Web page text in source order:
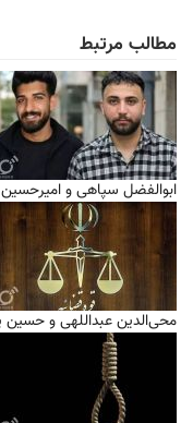
مطالب مرتبط
ابوالفضل سپاهی و
محی‌الدین عبداللهی و حسین